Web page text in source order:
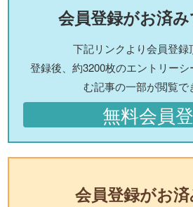
会員登録がお済
下記リンクより会員登録
登録後、約3200枚のエントリー
む記事の一部が閲覧で
無料会員
会員登録がお